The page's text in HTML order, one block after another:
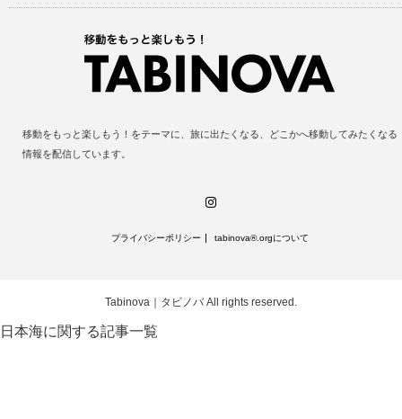
移動をもっと楽しもう！をテーマに、旅に出たくなる、どこかへ移動してみたくなる
情報を配信しています。
プライバシーポリシー tabinova®️.orgについて
Tabinova｜タビノバAll rights reserved.
日本海に関する記事一覧